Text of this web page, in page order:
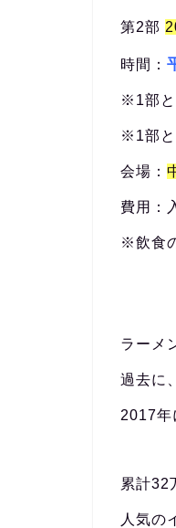
第2部
時間：
※1部と
※1部と
会場：
費用：
※飲食
ラーメ
過去に
2017年
累計32
人気の